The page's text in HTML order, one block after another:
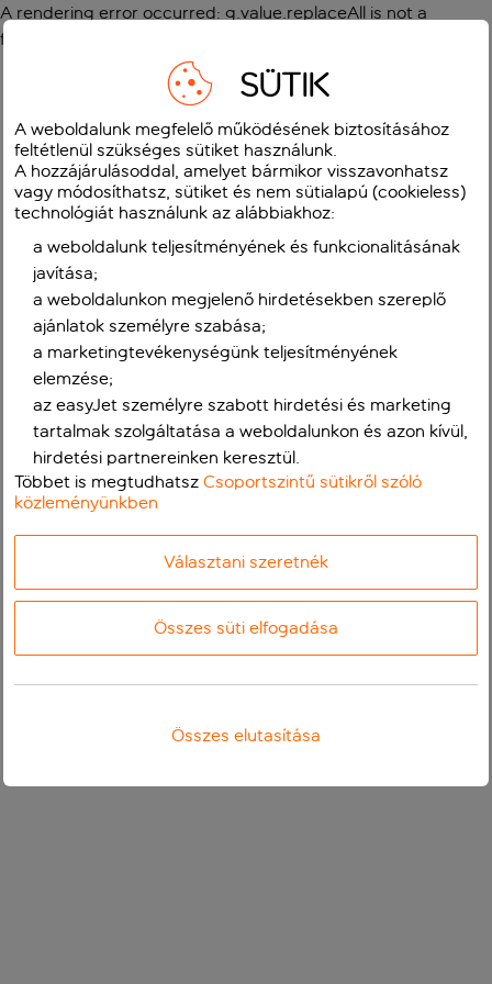
A rendering error occurred: g.value.replaceAll is not a
function
SÜTIK
A weboldalunk megfelelő működésének biztosításához
feltétlenül szükséges sütiket használunk.
A hozzájárulásoddal, amelyet bármikor visszavonhatsz
vagy módosíthatsz, sütiket és nem sütialapú (cookieless)
technológiát használunk az alábbiakhoz:
a weboldalunk teljesítményének és funkcionalitásának
javítása;
a weboldalunkon megjelenő hirdetésekben szereplő
ajánlatok személyre szabása;
a marketingtevékenységünk teljesítményének
elemzése;
az easyJet személyre szabott hirdetési és marketing
tartalmak szolgáltatása a weboldalunkon és azon kívül,
hirdetési partnereinken keresztül.
Többet is megtudhatszCsoportszintű sütikről szóló
közleményünkben
Választani szeretnék
Összes süti elfogadása
Összes elutasítása